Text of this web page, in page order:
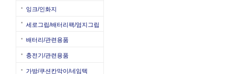
잉크/인화지
세로그립/배터리팩/엄지그립
배터리/관련용품
충전기/관련용품
가방/쿠션칸막이/네임텍